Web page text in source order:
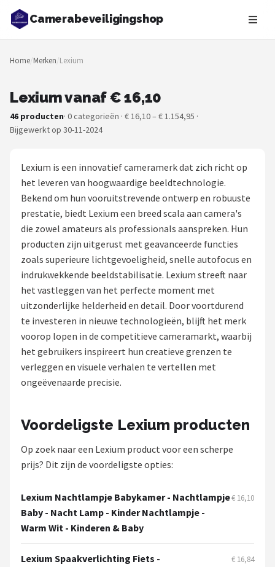
Camerabeveiligingshop
Zoeken
NAVIGATIE
Merken
Beveiligingscamera's
Camera Deurbellen
NAS
POPULAIRE MERKEN
Home-Locking
Reolink
Hikvision
TP-Link
Foscam
Teceye
Smartwares
Home/Merken/Lexium
Lexium vanaf € 16,10
46 producten· 0 categorieën · € 16,10 – € 1.154,95 ·
Bijgewerkt op 30-11-2024
Lexium is een innovatief cameramerk dat zich richt op
het leveren van hoogwaardige beeldtechnologie.
Bekend om hun vooruitstrevende ontwerp en robuuste
prestatie, biedt Lexium een breed scala aan camera's
die zowel amateurs als professionals aanspreken. Hun
producten zijn uitgerust met geavanceerde functies
zoals superieure lichtgevoeligheid, snelle autofocus en
indrukwekkende beeldstabilisatie. Lexium streeft naar
het vastleggen van het perfecte moment met
uitzonderlijke helderheid en detail. Door voortdurend
te investeren in nieuwe technologieën, blijft het merk
voorop lopen in de competitieve cameramarkt, waarbij
het gebruikers inspireert hun creatieve grenzen te
verleggen en visuele verhalen te vertellen met
ongeëvenaarde precisie.
Voordeligste Lexium producten
Op zoek naar een Lexium product voor een scherpe
prijs? Dit zijn de voordeligste opties:
Lexium Nachtlampje Babykamer - Nachtlampje
Baby - Nacht Lamp - Kinder Nachtlampje -
Warm Wit - Kinderen & Baby
€ 16,10
Lexium Spaakverlichting Fiets -
€ 16,84